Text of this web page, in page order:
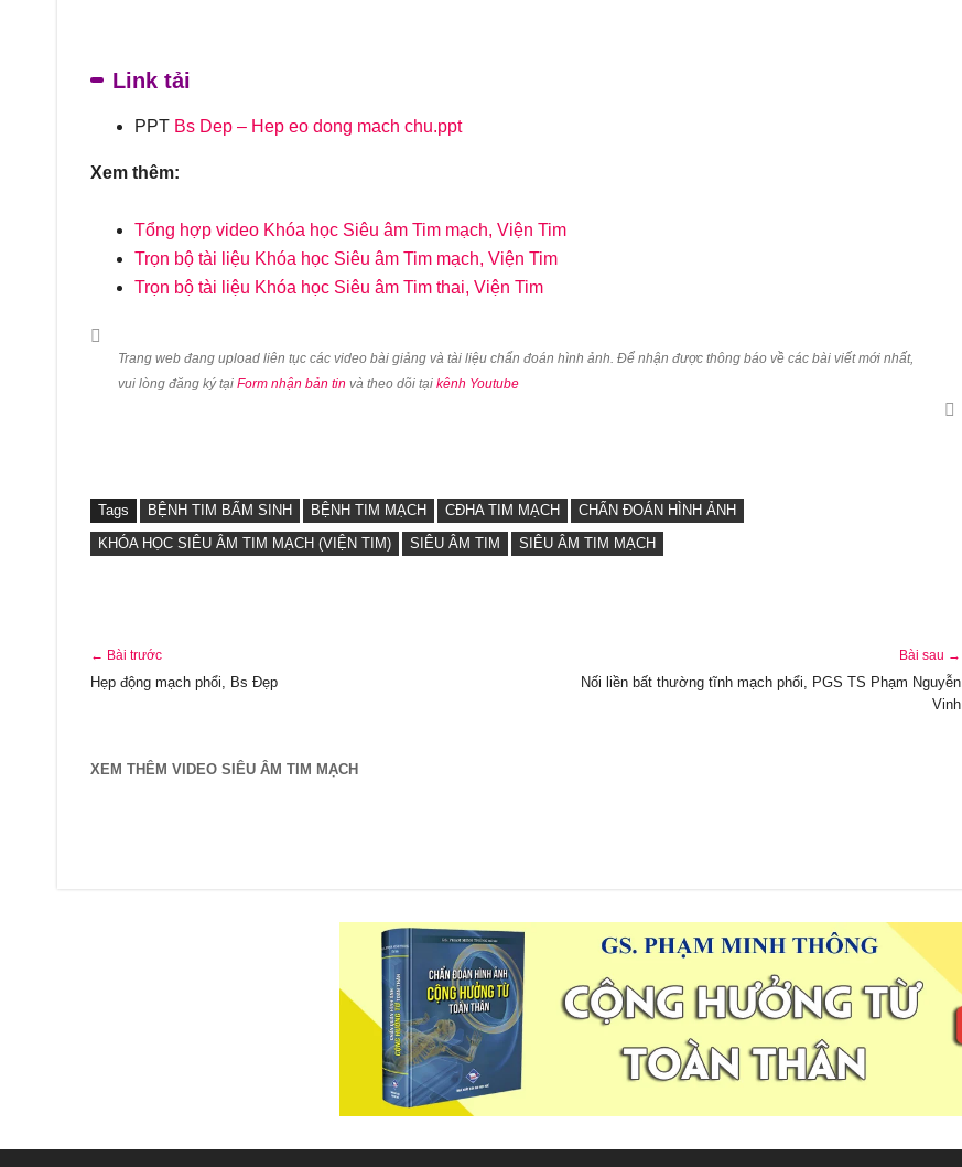
Link tải
PPT Bs Dep – Hep eo dong mach chu.ppt
Xem thêm:
Tổng hợp video Khóa học Siêu âm Tim mạch, Viện Tim
Trọn bộ tài liệu Khóa học Siêu âm Tim mạch, Viện Tim
Trọn bộ tài liệu Khóa học Siêu âm Tim thai, Viện Tim
Trang web đang upload liên tục các video bài giảng và tài liệu chẩn đoán hình ảnh. Để nhận được thông báo về các bài viết mới nhất,
vui lòng đăng ký tại Form nhận bản tin và theo dõi tại kênh Youtube
Tags BỆNH TIM BẨM SINH BỆNH TIM MẠCH CĐHA TIM MẠCH
CHẨN ĐOÁN HÌNH ẢNH
KHÓA HỌC SIÊU ÂM TIM MẠCH (VIỆN TIM)
SIÊU ÂM TIM SIÊU ÂM TIM MẠCH
← Bài trước
Hẹp động mạch phổi, Bs Đẹp
Bài sau →
Nối liền bất thường tĩnh mạch phổi, PGS TS Phạm Nguyễn
Vinh
XEM THÊM VIDEO SIÊU ÂM TIM MẠCH